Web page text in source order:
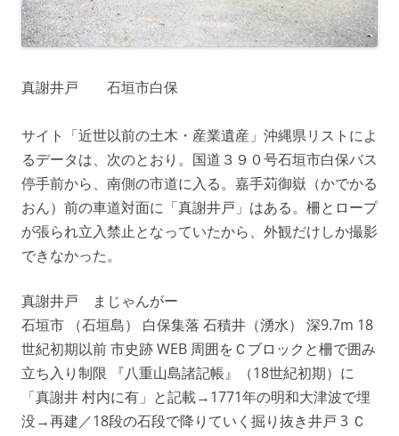
真謝井戸 石垣市白保
サイト「近世以前の土木・産業遺産」沖縄県リストによ
るデータは、次のとおり。国道３９０号石垣市白保バス
停手前から、南側の市道に入る。嘉手苅御嶽（かでかる
おん）前の車道対面に「真謝井戸」はある。柵とロープ
が張られ立入禁止となっていたから、外観だけしか撮影
できなかった。
真謝井戸 まじゃんがー
石垣市 （石垣島） 白保集落 石積井（湧水） 深9.7m 18
世紀初期以前 市史跡 WEB 周囲をＣブロックと柵で囲み
立ち入り制限 『八重山島諸記帳』（18世紀初期）に
「真謝井 村内に有」と記載→1771年の明和大津波で埋
没→再建／18段の石段で降りていく掘り抜き井戸 3 Ｃ